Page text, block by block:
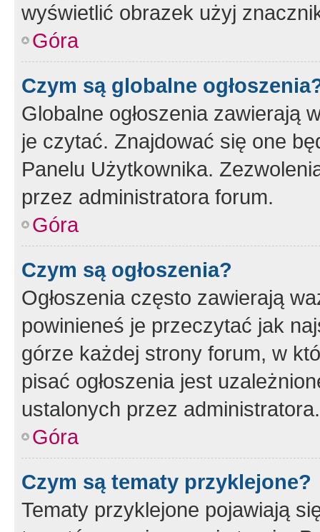
wyświetlić obrazek użyj
Góra
Czym są globalne
Globalne ogłoszenia zawierają
je czytać. Znajdować się one
Panelu Użytkownika.
przez administratora forum.
Góra
Czym są ogłoszenia?
Ogłoszenia często zawierają
powinieneś je przeczytać jak
górze każdej strony forum, w
pisać ogłoszenia jest
ustalonych przez administratora.
Góra
Czym są tematy przyklejone?
Tematy przyklejone pojawiają